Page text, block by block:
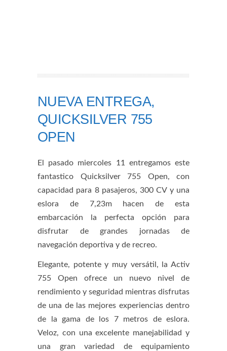
NUEVA ENTREGA,
QUICKSILVER 755
OPEN
El pasado miercoles 11 entregamos este
fantastico Quicksilver 755 Open, con
capacidad para 8 pasajeros, 300 CV y una
eslora de 7,23m hacen de esta
embarcación la perfecta opción para
disfrutar de grandes jornadas de
navegación deportiva y de recreo.
Elegante, potente y muy versátil, la Activ
755 Open ofrece un nuevo nivel de
rendimiento y seguridad mientras disfrutas
de una de las mejores experiencias dentro
de la gama de los 7 metros de eslora.
Veloz, con una excelente manejabilidad y
una gran variedad de equipamiento